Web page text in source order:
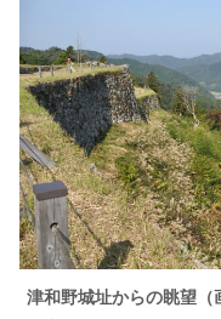
津和野城址からの眺望